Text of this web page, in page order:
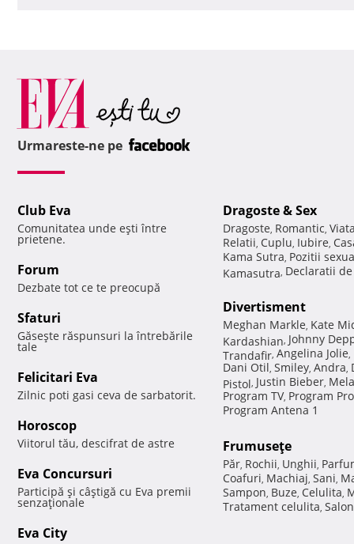
Urmareste-ne pe
Club Eva
Comunitatea unde eşti între
prietene.
Forum
Dezbate tot ce te preocupă
Sfaturi
Găseşte răspunsuri la întrebările
tale
Felicitari Eva
Zilnic poti gasi ceva de sarbatorit.
Horoscop
Viitorul tău, descifrat de astre
Eva Concursuri
Participă şi câştigă cu Eva premii
senzaţionale
Eva City
Dragoste & Sex
Dragoste, Romantic,
Relatii, Cuplu, Iubire,
Kama Sutra, Pozitii
Kamasutra, Declaratii
Divertisment
Meghan Markle, Kate
Kardashian, Johnny
Trandafir, Angelina Jolie,
Dani Otil, Smiley, Andra,
Pistol, Justin Bieber,
Program TV, Program
Program Antena 1
Frumuseţe
Păr, Rochii, Unghii,
Coafuri, Machiaj, Sani,
Sampon, Buze, Celulita,
Tratament celulita,